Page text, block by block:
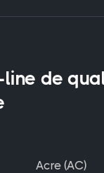
line de
Acre (AC)